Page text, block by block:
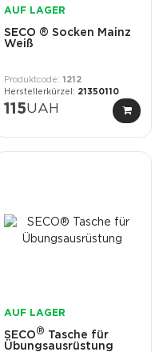
AUF LAGER
SECO ® Socken Mainz
Weiß
1212
21350110
115UAH
AUF LAGER
SECO® Tasche für
Übungsausrüstung